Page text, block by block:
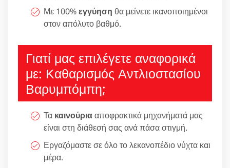
Με 100%εγγύηση θα μείνετε ικανοποιημένοι
στον απόλυτο βαθμό.
Γιατί μας επιλέγετε αναφορικά
με: Καθαρισμός Αντλιοστασίου
Βαρυμπόμπη;
Τα καινούριααποφρακτικά μηχανήματά μας
είναι στη διάθεσή σας ανά πάσα στιγμή.
Εργαζόμαστε σε όλο το λεκανοπέδιο νύχτα και
μέρα.